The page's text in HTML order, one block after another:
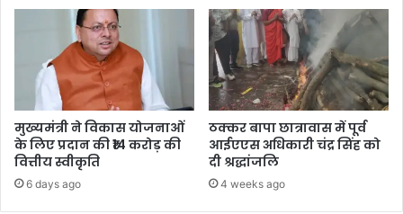
मुख्यमंत्री ने विकास योजनाओं
के लिए प्रदान की ₹14 करोड़ की
वित्तीय स्वीकृति
6 days ago
ठक्कर बापा छात्रावास में पूर्व
आईएएस अधिकारी चंद्र सिंह को
दी श्रद्धांजलि
4 weeks ago